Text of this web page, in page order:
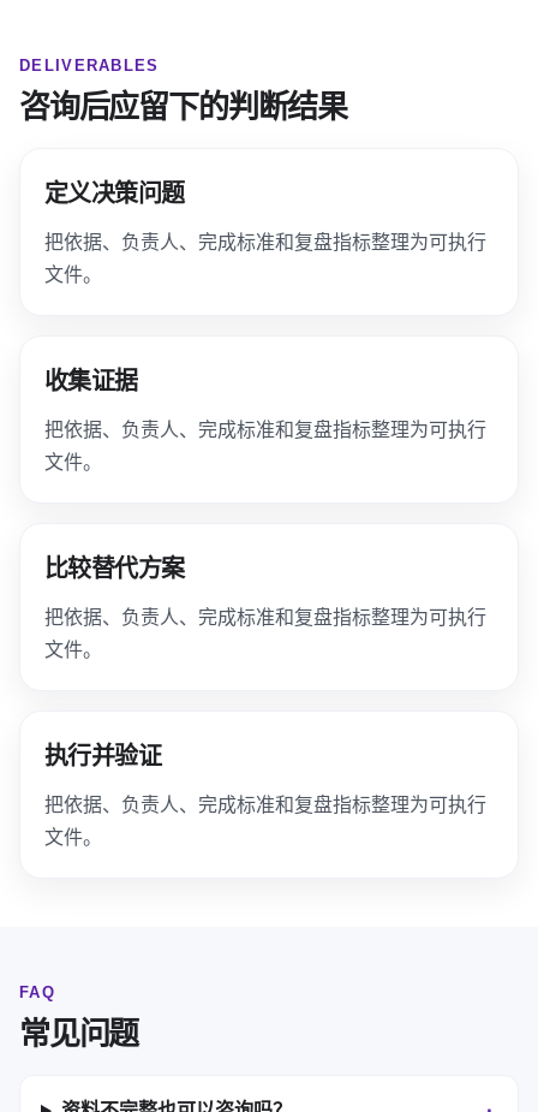
DELIVERABLES
咨询后应留下的判断结果
定义决策问题
把依据、负责人、完成标准和复盘指标整理为可执行
文件。
收集证据
把依据、负责人、完成标准和复盘指标整理为可执行
文件。
比较替代方案
把依据、负责人、完成标准和复盘指标整理为可执行
文件。
执行并验证
把依据、负责人、完成标准和复盘指标整理为可执行
文件。
FAQ
常见问题